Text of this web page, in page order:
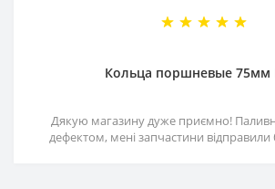
Кольца поршневые 75мм
Дякую магазину дуже приємно!
дефектом, мені запчастини